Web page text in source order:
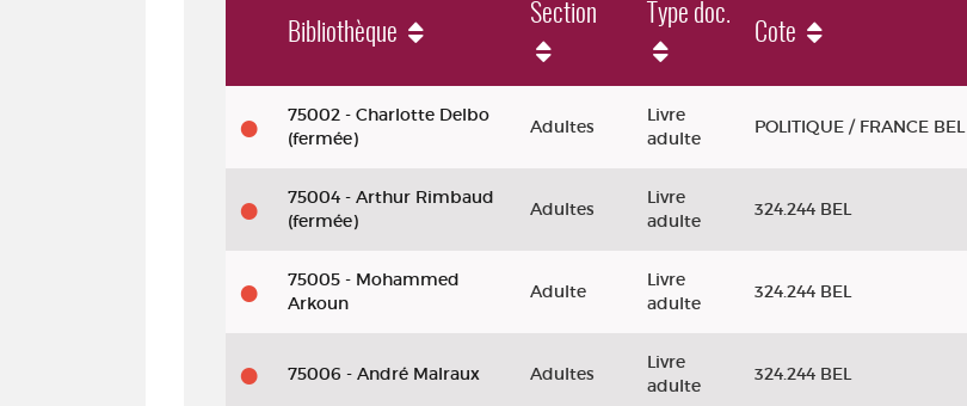
Livre - DL 2025 - La meute : enquête sur La France insoumise de Jean-Luc Mélenchon
Bibliothèque
Section Type doc.
Cote
75002 - Charlotte Delbo
(fermée)
Adultes
Livre
adulte
POLITIQUE / FRANCE BEL
75004 - Arthur Rimbaud
(fermée)
Adultes
Livre
adulte
324.244 BEL
75005 - Mohammed
Arkoun
Adulte
Livre
adulte
324.244 BEL
75006 - André Malraux Adultes
Livre
adulte
324.244 BEL